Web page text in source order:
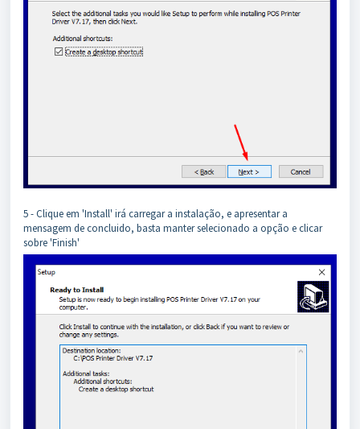
5 - Clique em 'Install' irá carregar a instalação, e apresentar a
mensagem de concluido, basta manter selecionado a opção e clicar
sobre 'Finish'